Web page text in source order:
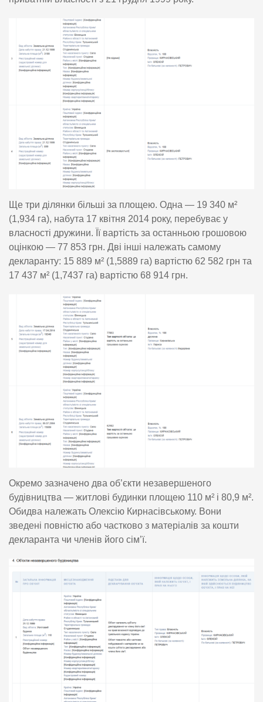
Ще три ділянки більші за площею. Одна — 19 340 м²
(1,934 га), набута 17 квітня 2014 року, перебуває у
власності дружини. Її вартість за останньою грошовою
оцінкою — 77 853 грн. Дві інші належать самому
декларанту: 15 889 м² (1,5889 га) вартістю 62 582 грн та
17 437 м² (1,7437 га) вартістю 68 914 грн.
Окремо зазначено два об’єкти незавершеного
будівництва — житлові будинки площею 110 м² і 80,9 м².
Обидва належать Олексію Кирнасівському. Вони
зведені повністю або частково з матеріалів за кошти
декларанта чи членів його сім’ї.